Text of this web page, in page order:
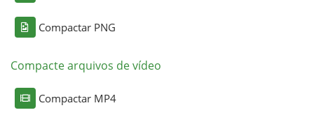
Compactar PNG
Compacte arquivos de vídeo
Compactar MP4